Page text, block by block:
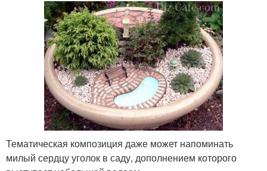
Тематическая композиция даже может напоминать
милый сердцу уголок в саду, дополнением которого